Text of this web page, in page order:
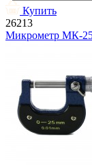
Купить
26213
Микрометр МК-